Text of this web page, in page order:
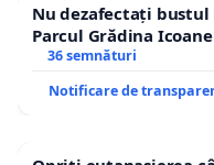
Nu dezafectați
Parcul Grădina
36 semnături
Notificare de